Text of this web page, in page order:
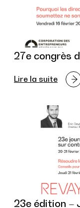
27e congrès
Lire la suite
23e édition –